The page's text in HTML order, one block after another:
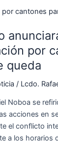
por
queda
/ Lcdo.
Noboa se
acciones en
el conflicto
a los horarios